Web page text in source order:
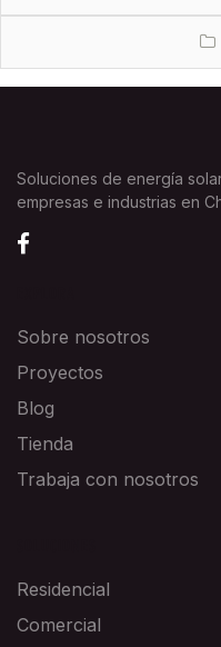
Soluciones de energía
empresas e industrias en
Sobre nosotros
Proyectos
Blog
Tienda
Trabaja con nosotros
Residencial
Comercial